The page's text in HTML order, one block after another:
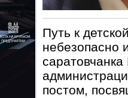
Путь к
небезопасно
постом,